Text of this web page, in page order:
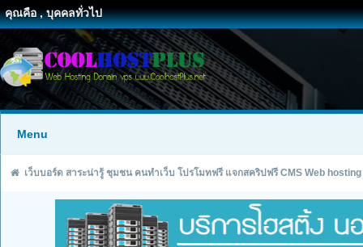
คุณคือ , บุคคลทั่วไป
Menu
เว็บบอร์ด สาระน่ารู้ ชุมชน คนทำเว็บ โปรโมทฟรี แจกสคริปฟรี CMS Web hosting